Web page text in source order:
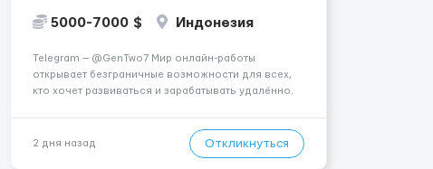
5000-7000 $ Индонезия
Telegram — @GenTwo7 Мир онлайн-работы
открывает безграничные возможности для всех,
кто хочет развиваться и зарабатывать удалённо.
путешествиями. 🏡 Пока все только говорят про
нейросети и блокчейн, швейцарс...
2 дня назад Откликнуться